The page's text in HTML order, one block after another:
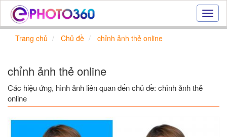
Hiệu
ứng
tuyến,
Trang chủ Chủ đề chỉnh ảnh thẻ online
chỉnh ảnh thẻ online
Các hiệu ứng, hình ảnh liên quan đến chủ đề: chỉnh ảnh thẻ
online